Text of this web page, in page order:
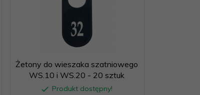
Żetony do wieszaka szatniowego
WS.10 i WS.20 - 20 sztuk
Produkt dostępny!